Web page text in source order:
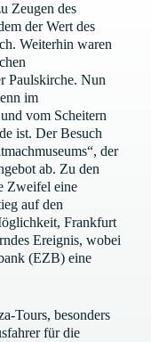
Zeugen des
der Wert des
Weiterhin waren
Paulskirche. Nun
im
vom Scheitern
ist. Der Besuch
der
ab. Zu den
Zweifel eine
auf den
Frankfurt
Ereignis, wobei
(EZB) eine
Tours, besonders
für die